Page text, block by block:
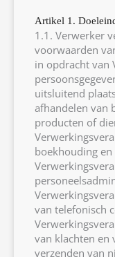
Artikel 1.
1.1. Verwerker
voorwaarden
in opdracht van
uitsluitend
afhandelen van
producten of
boekhouding
van telefonisch
van klachten en
verzenden van